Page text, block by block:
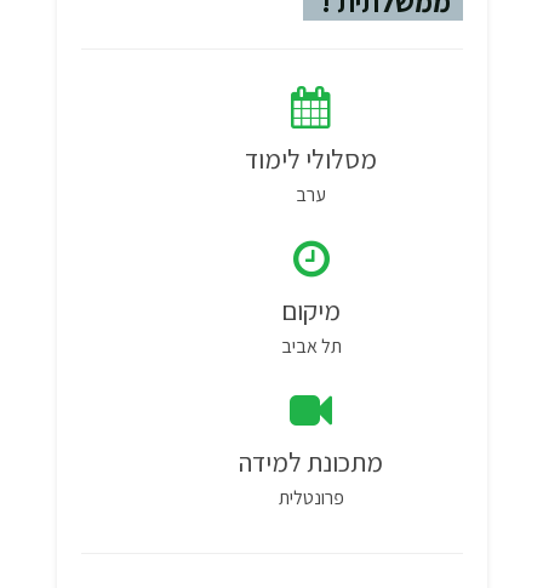
מסלולי לימוד
ערב
מיקום
תל אביב
מתכונת למידה
פרונטלית